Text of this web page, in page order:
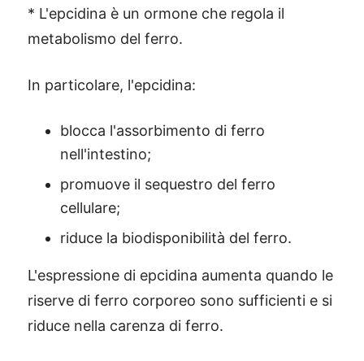
* L'epcidina è un ormone che regola il
metabolismo del ferro.
In particolare, l'epcidina:
blocca l'assorbimento di ferro
nell'intestino;
promuove il sequestro del ferro
cellulare;
riduce la biodisponibilità del ferro.
L'espressione di epcidina aumenta quando le
riserve di ferro corporeo sono sufficienti e si
riduce nella carenza di ferro.